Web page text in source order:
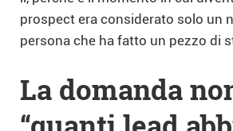
prospect era considerato solo un
persona che ha fatto un pezzo di
La domanda